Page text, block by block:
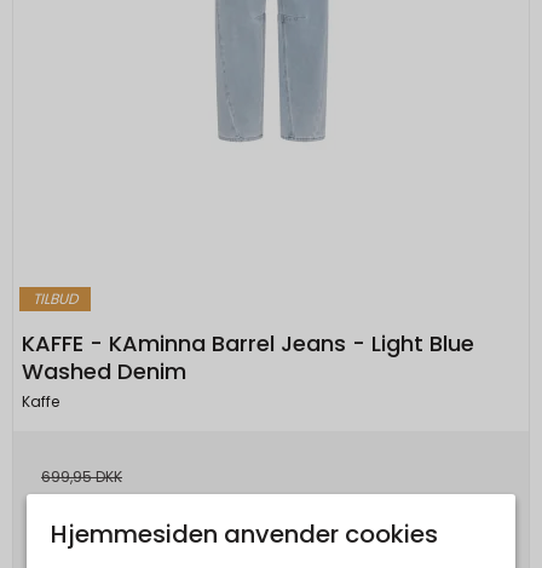
TILBUD
KAFFE - KAminna Barrel Jeans - Light Blue
Washed Denim
Kaffe
699,95 DKK
349,98 DKK
Hjemmesiden anvender cookies